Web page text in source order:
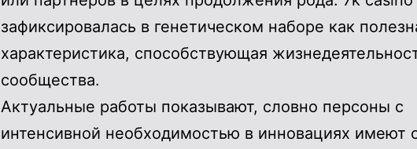
зафиксировалась в генетическом наборе как
характеристика, способствующая
сообщества.
Актуальные работы показывают, словно персоны с
интенсивной необходимостью в инновациях имеют